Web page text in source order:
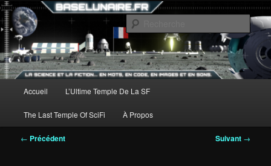
Aller
au
contenu
principal
principal
Accueil L’Ultime Temple De La SF
The Last Temple Of SciFi À Propos
Navigation
← Précédent Suivant →